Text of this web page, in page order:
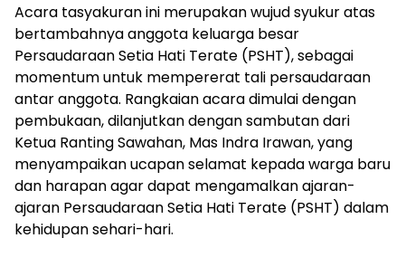
Acara tasyakuran ini merupakan wujud syukur atas
bertambahnya anggota keluarga besar
Persaudaraan Setia Hati Terate (PSHT), sebagai
momentum untuk mempererat tali persaudaraan
antar anggota. Rangkaian acara dimulai dengan
pembukaan, dilanjutkan dengan sambutan dari
Ketua Ranting Sawahan, Mas Indra Irawan, yang
menyampaikan ucapan selamat kepada warga baru
dan harapan agar dapat mengamalkan ajaran-
ajaran Persaudaraan Setia Hati Terate (PSHT) dalam
kehidupan sehari-hari.